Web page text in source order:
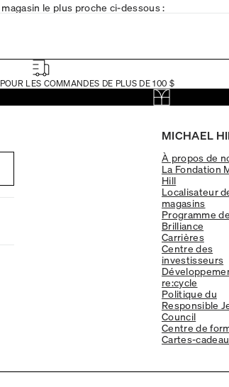
le plus proche ci-dessous :
LES COMMANDES DE PLUS DE 100 $
MICHAEL
À propos de
La Fondation
Hill
Localisateur
magasins
Programme
Brilliance
Carrières
Centre des
investisseurs
re:cycle
Politique du
Responsible
Council
Centre de
Cartes-